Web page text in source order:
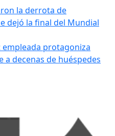
la derrota de
dejó la final del Mundial
empleada protagoniza
decenas de huéspedes